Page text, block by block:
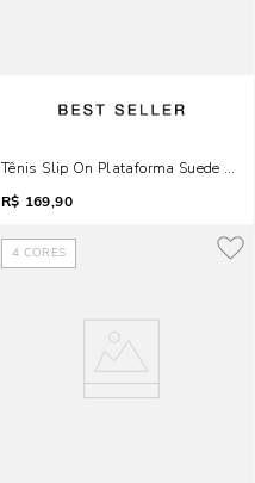
Tênis Slip On Plataforma Suede
R$ 169,90
4 CORES